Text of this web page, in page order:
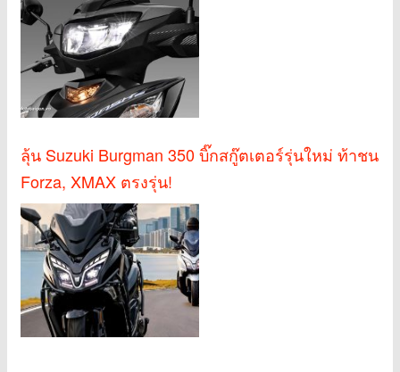
ลุ้น Suzuki Burgman 350 บิ๊กสกู๊ตเตอร์รุ่นใหม่ ท้าชน
Forza, XMAX ตรงรุ่น!